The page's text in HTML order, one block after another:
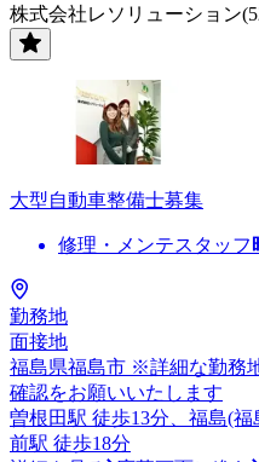
株式会社レソリューション
大型自動車整備士募集
修理・メンテスタッフ
勤務地
面接地
福島県福島市 ※詳細な勤務
確認をお願いいたします
曽根田駅 徒歩13分、福島(
前駅 徒歩18分